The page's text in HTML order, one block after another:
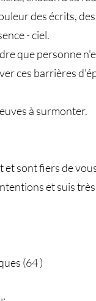
des écrits,
- ciel.
que personne
ces barrières
à surmonter.
et sont fiers de
et suis
(64 )